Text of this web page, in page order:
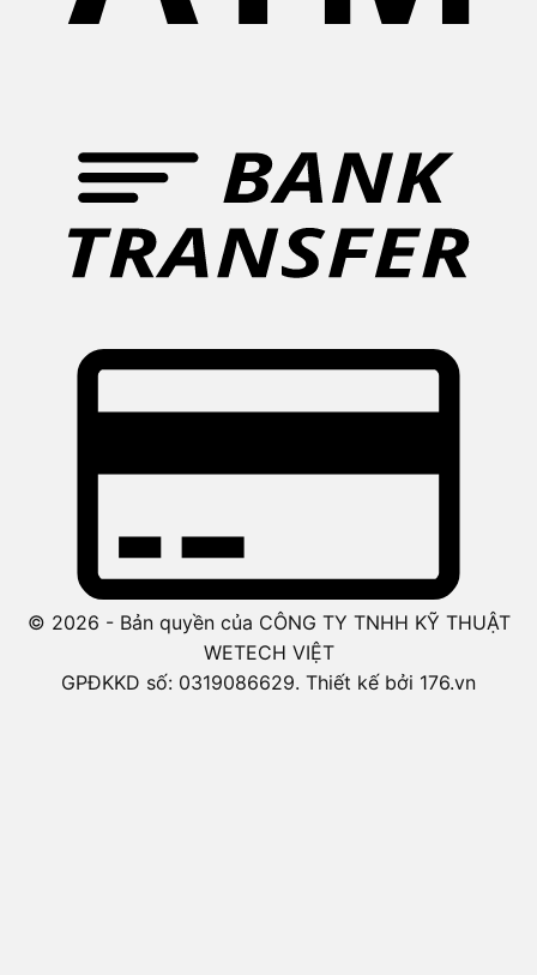
© 2026 - Bản quyền của CÔNG TY TNHH KỸ THUẬT
WETECH VIỆT
GPĐKKD số: 0319086629. Thiết kế bởi 176.vn